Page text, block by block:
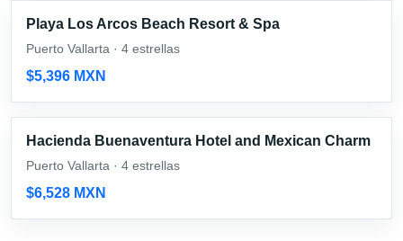
Playa Los Arcos Beach Resort & Spa
Puerto Vallarta · 4 estrellas
$5,396 MXN
Hacienda Buenaventura Hotel and Mexican Charm
Puerto Vallarta · 4 estrellas
$6,528 MXN